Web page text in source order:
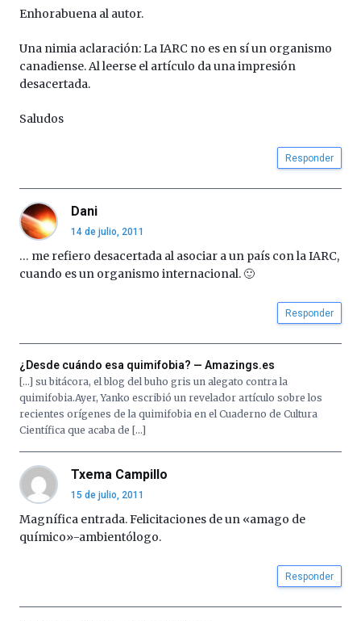
la
Enhorabuena al autor.
Una nimia aclaración: La IARC no es en sí un organismo
canadiense. Al leerse el artículo da una impresión
desacertada.
Saludos
Responder
Dani
14 de julio, 2011
… me refiero desacertada al asociar a un país con la IARC,
cuando es un organismo internacional. 🙂
Responder
¿Desde cuándo esa quimifobia? — Amazings.es
[…] su bitácora, el blog del buho gris un alegato contra la
quimifobia.Ayer, Yanko escribió un revelador artículo sobre los
recientes orígenes de la quimifobia en el Cuaderno de Cultura
Científica que acaba de […]
Txema Campillo
15 de julio, 2011
Magnífica entrada. Felicitaciones de un «amago de
químico»-ambientólogo.
Responder